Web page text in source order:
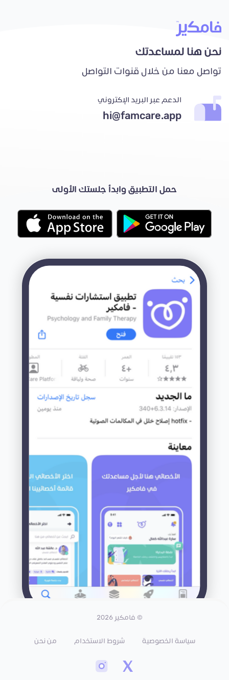
نحن هنا لمساعدتك
تواصل معنا من خلال قنوات التواصل
الدعم عبر البريد الإكتروني
hi@famcare.app
حمل التطبيق وابدأ جلستك الأولى
© فامكير 2026
سياسة الخصوصية شروط الاستخدام من نحن